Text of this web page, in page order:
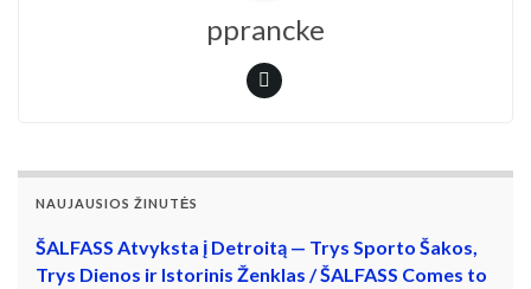
pprancke
NAUJAUSIOS ŽINUTĖS
ŠALFASS Atvyksta į Detroitą — Trys Sporto Šakos,
Trys Dienos ir Istorinis Ženklas / ŠALFASS Comes to